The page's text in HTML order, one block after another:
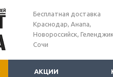
Бесплатная доставка
Краснодар, Анапа,
Новороссийск,
Сочи
АКЦИИ